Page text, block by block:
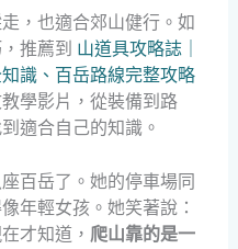
，也適合郊山健行。如
推薦到 山道具攻略誌｜
識、百岳路線完整攻略
學影片，從裝備到路
適合自己的知識。
百岳了。她的停車場同
年輕女孩。她笑著說：
才知道， 爬山靠的是一